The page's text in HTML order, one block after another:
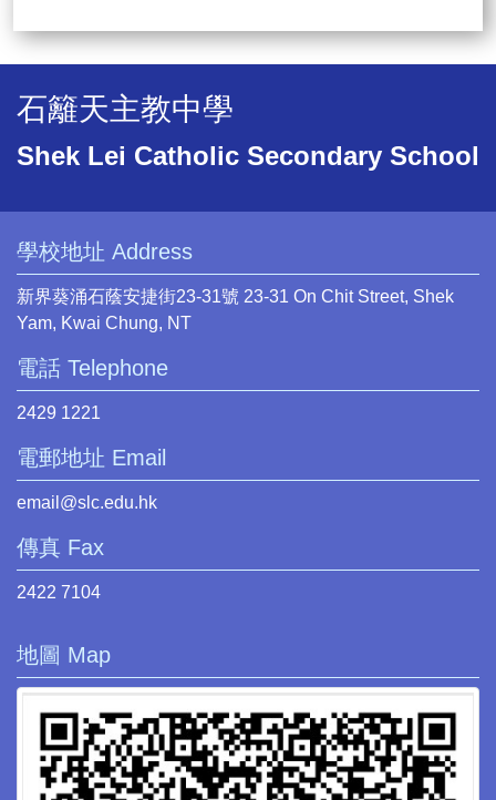
石籬天主教中學
Shek Lei Catholic Secondary School
學校地址 Address
新界葵涌石蔭安捷街23-31號 23-31 On Chit Street, Shek
Yam, Kwai Chung, NT
電話 Telephone
2429 1221
電郵地址 Email
email@slc.edu.hk
傳真 Fax
2422 7104
地圖 Map